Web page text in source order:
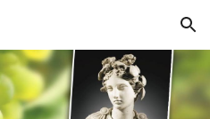
Skip to navigation